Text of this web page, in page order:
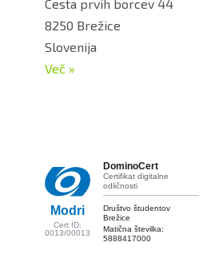
Cesta prvih borcev 44
8250 Brežice
Slovenija
Več »
Modri
Cert ID:
0013/00013
DominoCert
Certifikat digitalne
odličnosti
Društvo študentov
Brežice
Matična številka:
5888417000